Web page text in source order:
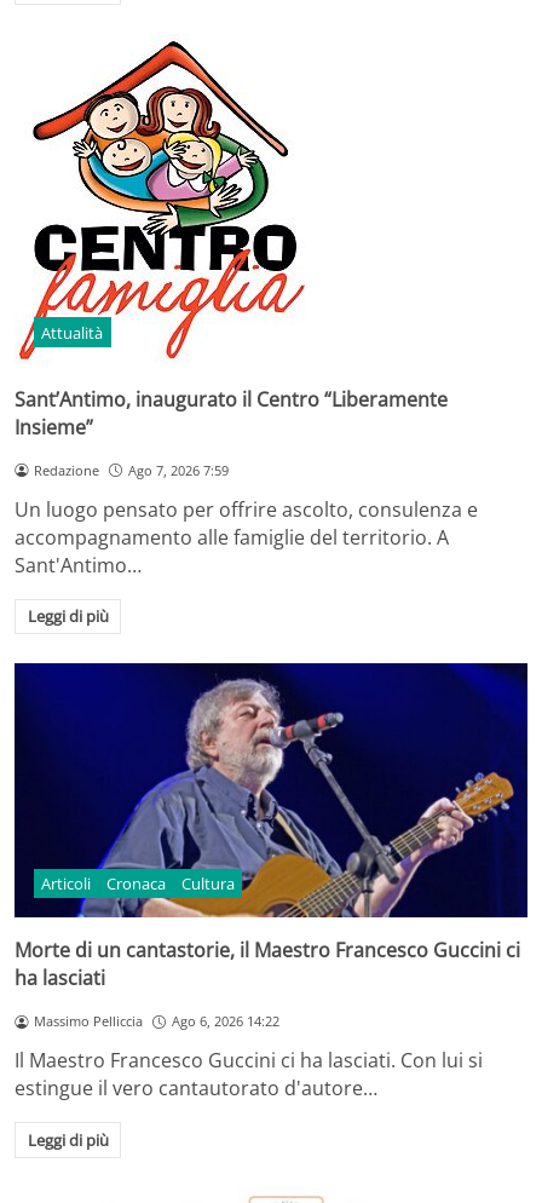
Attualità
Sant’Antimo, inaugurato il Centro “Liberamente
Insieme”
Redazione Ago 7, 2026 7:59
Un luogo pensato per offrire ascolto, consulenza e
accompagnamento alle famiglie del territorio. A
Sant'Antimo…
Leggi di più
Articoli Cronaca Cultura
Morte di un cantastorie, il Maestro Francesco Guccini ci
ha lasciati
Massimo Pelliccia Ago 6, 2026 14:22
Il Maestro Francesco Guccini ci ha lasciati. Con lui si
estingue il vero cantautorato d'autore…
Leggi di più